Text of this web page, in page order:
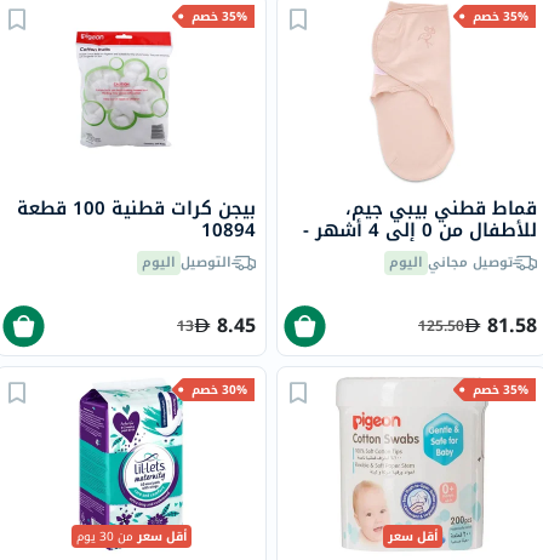
35% خصم
قماط قطني بيبي جيم،
للأطفال من 0 إلى 4 أشهر -
بيجتوصيل مجاني اليوم
81.58
125.50
35% خصم
بيجن كرات قطنية 100 قطعة
10894
التوصيل اليوم
8.45
13
35% خصم
أقل سعر
30% خصم
أقل سعرمن 30 يوم